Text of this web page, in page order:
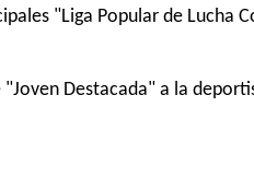
"Liga Popular de Lucha
Destacada" a la